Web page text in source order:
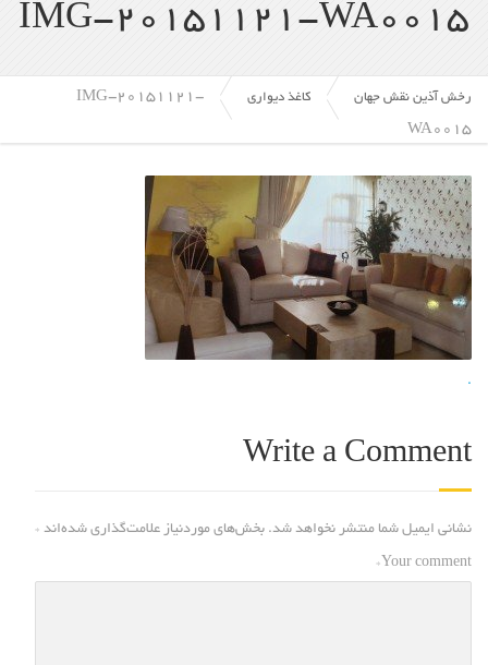
IMG-20151121-WA0015
رخش آذین نقش جهان کاغذ دیواری
IMG-20151121-
WA0015
.
Write a Comment
نشانی ایمیل شما منتشر نخواهد شد. بخش‌های موردنیاز علامت‌گذاری شده‌اند *
Your comment
*